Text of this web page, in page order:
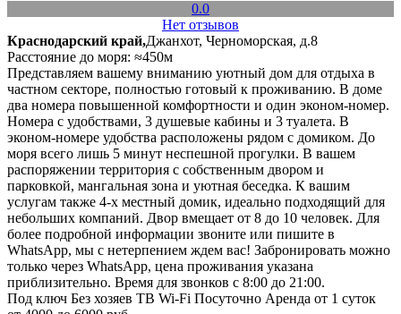
0.0
Нет отзывов
Краснодарский край,Джанхот, Черноморская, д.8
Расстояние до моря: ≈450м
Представляем вашему вниманию уютный дом для отдыха в
частном секторе, полностью готовый к проживанию. В доме
два номера повышенной комфортности и один эконом-номер.
Номера с удобствами, 3 душевые кабины и 3 туалета. В
эконом-номере удобства расположены рядом с домиком. До
моря всего лишь 5 минут неспешной прогулки. В вашем
распоряжении территория с собственным двором и
парковкой, мангальная зона и уютная беседка. К вашим
услугам также 4-х местный домик, идеально подходящий для
небольших компаний. Двор вмещает от 8 до 10 человек. Для
более подробной информации звоните или пишите в
WhatsApp, мы с нетерпением ждем вас! Забронировать можно
только через WhatsApp, цена проживания указана
приблизительно. Время для звонков с 8:00 до 21:00.
Под ключ Без хозяев ТВ Wi-Fi Посуточно Аренда от 1 суток